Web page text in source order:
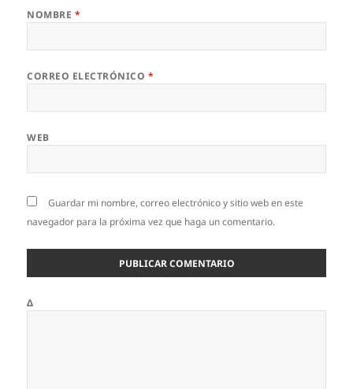
NOMBRE *
CORREO ELECTRÓNICO *
WEB
Guardar mi nombre, correo electrónico y sitio web en este
navegador para la próxima vez que haga un comentario.
Δ